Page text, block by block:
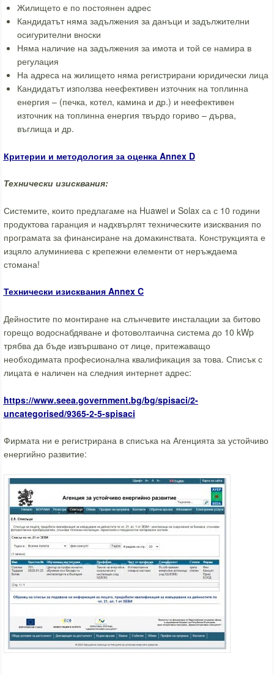
Жилището е по постоянен адрес
Кандидатът няма задължения за данъци и задължителни
осигурителни вноски
Няма наличие на задължения за имота и той се намира в
регулация
На адреса на жилището няма регистрирани юридически лица
Кандидатът използва неефективен източник на топлинна
енергия – (печка, котел, камина и др.) и неефективен
източник на топлинна енергия твърдо гориво – дърва,
въглища и др.
Критерии и методология за оценка Annex D
Технически изисквания:
Системите, които предлагаме на Huawei и Solax са с 10 години
продуктова гаранция и надхвърлят техническите изисквания по
програмата за финансиране на домакинствата. Конструкцията е
изцяло алуминиева с крепежни елементи от неръждаема
стомана!
Технически изисквания Annex C
Дейностите по монтиране на слънчевите инсталации за битово
горещо водоснабдяване и фотоволтаична система до 10 kWp
трябва да бъде извършвано от лице, притежаващо
необходимата професионална квалификация за това. Списък с
лицата е наличен на следния интернет адрес:
https://www.seea.government.bg/bg/spisaci/2-
uncategorised/9365-2-5-spisaci
Фирмата ни е регистрирана в списъка на Агенцията за устойчиво
енергийно развитие: